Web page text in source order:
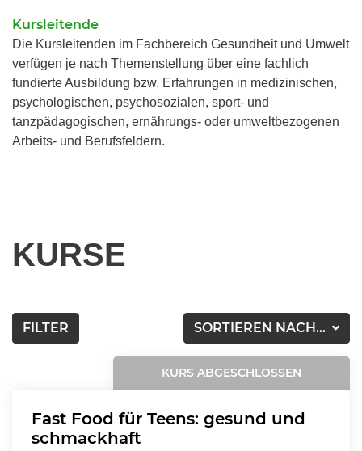
Kursleitende
Die Kursleitenden im Fachbereich Gesundheit und Umwelt
verfügen je nach Themenstellung über eine fachlich
fundierte Ausbildung bzw. Erfahrungen in medizinischen,
psychologischen, psychosozialen, sport- und
tanzpädagogischen, ernährungs- oder umweltbezogenen
Arbeits- und Berufsfeldern.
KURSE
SORTIEREN NACH...
FILTER
KURS ABGESCHLOSSEN
Fast Food für Teens: gesund und
schmackhaft